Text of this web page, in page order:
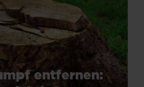
entfernen: